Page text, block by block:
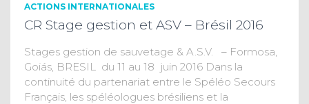
ACTIONS INTERNATIONALES
CR Stage gestion et ASV – Brésil 2016
Stages gestion de sauvetage & A.S.V. – Formosa,
Goiás, BRESIL du 11 au 18 juin 2016 Dans la
continuité du partenariat entre le Spéléo Secours
Français, les spéléologues brésiliens et la